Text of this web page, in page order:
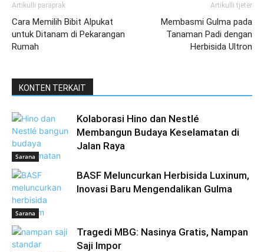
Artikulli paraprak
Cara Memilih Bibit Alpukat
untuk Ditanam di Pekarangan
Rumah
Artikulli tjetër
Membasmi Gulma pada
Tanaman Padi dengan
Herbisida Ultron
KONTEN TERKAIT
Sarana
Kolaborasi Hino dan Nestlé
Membangun Budaya Keselamatan di
Jalan Raya
Sarana
BASF Meluncurkan Herbisida Luxinum,
Inovasi Baru Mengendalikan Gulma
Tragedi MBG: Nasinya Gratis, Nampan
Saji Impor